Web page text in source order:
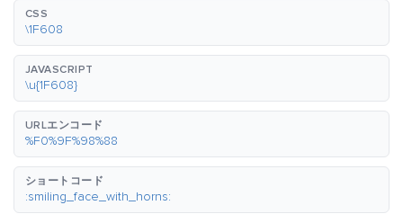
CSS
\1F608
JAVASCRIPT
\u{1F608}
URLエンコード
%F0%9F%98%88
ショートコード
:smiling_face_with_horns: